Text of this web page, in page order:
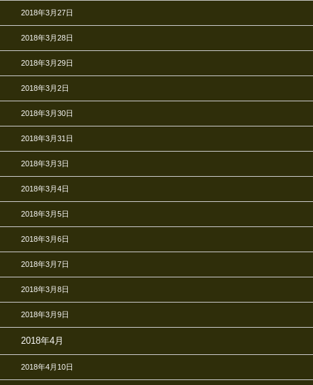
2018年3月27日
2018年3月28日
2018年3月29日
2018年3月2日
2018年3月30日
2018年3月31日
2018年3月3日
2018年3月4日
2018年3月5日
2018年3月6日
2018年3月7日
2018年3月8日
2018年3月9日
2018年4月
2018年4月10日